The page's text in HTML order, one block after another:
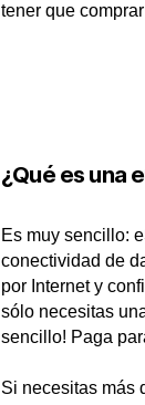
tener que
¿Qué es una
Es muy sencillo:
conectividad de
por Internet y
sólo necesitas
sencillo! Paga
Si necesitas más